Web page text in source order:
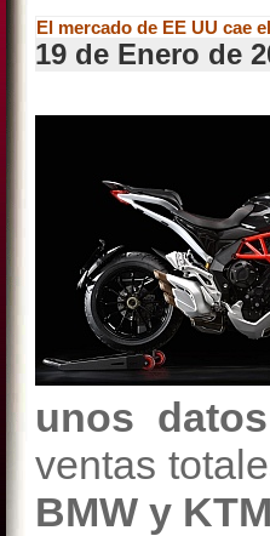
El mercado de EE UU cae
19 de Enero de
unos
ventas
BMW y KTM